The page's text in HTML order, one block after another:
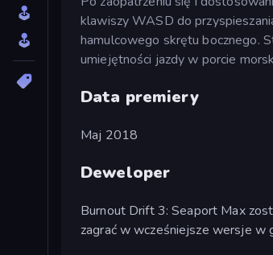
klawiszy WASD do
hamulcowego skrętu bocznego.
umiejętności jazdy w porcie
Data premiery
Maj 2018
Deweloper
Burnout Drift 3: Seaport Max
zagrać w wcześniejsze wersje w